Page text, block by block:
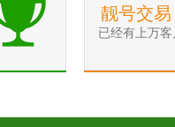
靓号交易
已经有上万